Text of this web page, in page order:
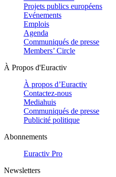
Projets publics européens
Evénements
Emplois
Agenda
Communiqués de presse
Members’ Circle
À Propos d'Euractiv
À propos d’Euractiv
Contactez-nous
Mediahuis
Communiqués de presse
Publicité politique
Abonnements
Euractiv Pro
Newsletters